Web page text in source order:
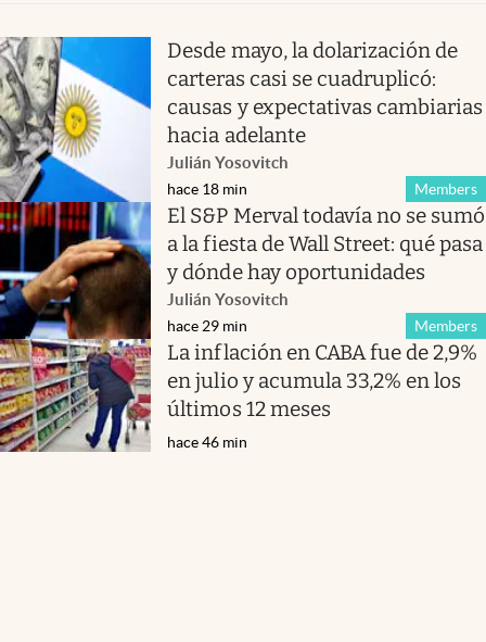
Desde mayo, la dolarización de
carteras casi se cuadruplicó:
causas y expectativas cambiarias
hacia adelante
Julián Yosovitch
Members
hace 18 min
El S&P Merval todavía no se sumó
a la fiesta de Wall Street: qué pasa
y dónde hay oportunidades
Julián Yosovitch
Members
hace 29 min
La inflación en CABA fue de 2,9%
en julio y acumula 33,2% en los
últimos 12 meses
hace 46 min